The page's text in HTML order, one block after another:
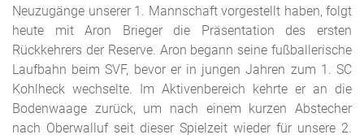
Neuzugänge unserer 1. Mannschaft vorgestellt haben, folgt
heute mit Aron Brieger die Präsentation des ersten
Rückkehrers der Reserve. Aron begann seine fußballerische
Laufbahn beim SVF, bevor er in jungen Jahren zum 1. SC
Kohlheck wechselte. Im Aktivenbereich kehrte er an die
Bodenwaage zurück, um nach einem kurzen Abstecher
nach Oberwalluf seit dieser Spielzeit wieder für unsere 2.